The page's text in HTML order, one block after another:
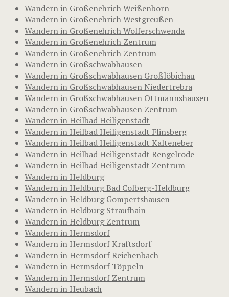
Wandern in Großenehrich Weißenborn
Wandern in Großenehrich Westgreußen
Wandern in Großenehrich Wolferschwenda
Wandern in Großenehrich Zentrum
Wandern in Großenehrich Zentrum
Wandern in Großschwabhausen
Wandern in Großschwabhausen Großlöbichau
Wandern in Großschwabhausen Niedertrebra
Wandern in Großschwabhausen Ottmannshausen
Wandern in Großschwabhausen Zentrum
Wandern in Heilbad Heiligenstadt
Wandern in Heilbad Heiligenstadt Flinsberg
Wandern in Heilbad Heiligenstadt Kalteneber
Wandern in Heilbad Heiligenstadt Rengelrode
Wandern in Heilbad Heiligenstadt Zentrum
Wandern in Heldburg
Wandern in Heldburg Bad Colberg-Heldburg
Wandern in Heldburg Gompertshausen
Wandern in Heldburg Straufhain
Wandern in Heldburg Zentrum
Wandern in Hermsdorf
Wandern in Hermsdorf Kraftsdorf
Wandern in Hermsdorf Reichenbach
Wandern in Hermsdorf Töppeln
Wandern in Hermsdorf Zentrum
Wandern in Heubach